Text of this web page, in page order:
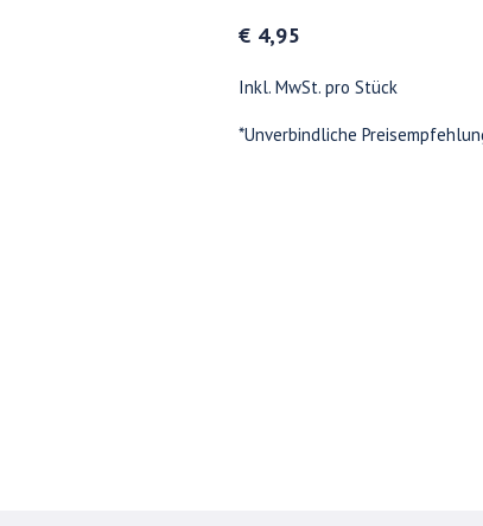
€ 4,95
Inkl. MwSt. pro Stück
*Unverbindliche